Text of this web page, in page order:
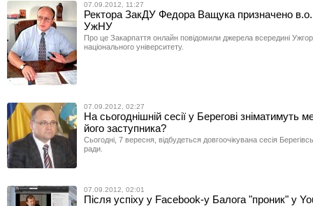
07.09.2012, 11:27
Ректора ЗакДУ Федора Ващука призначено в.о.
УжНУ
Про це Закарпаття онлайн повідомили джерела всередині
національного університету.
07.09.2012, 02:27
На сьогоднішній сесії у Берегові зніматимуть
його заступника?
Сьогодні, 7 вересня, відбудеться довгоочікувана сесія
ради.
07.09.2012, 02:01
Після успіху у Facebook-у Балога "проник" у